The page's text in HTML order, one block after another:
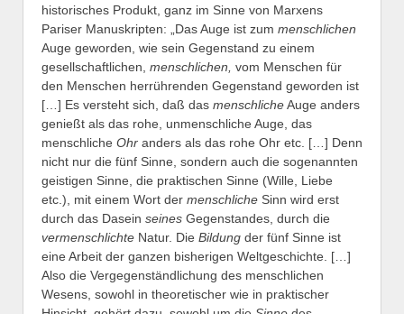
historisches Produkt, ganz im Sinne von Marxens
Pariser Manuskripten: „Das Auge ist zum menschlichen
Auge geworden, wie sein Gegenstand zu einem
gesellschaftlichen, menschlichen, vom Menschen für
den Menschen herrührenden Gegenstand geworden ist
[…] Es versteht sich, daß das menschlicheAuge anders
genießt als das rohe, unmenschliche Auge, das
menschliche Ohr anders als das rohe Ohr etc. […] Denn
nicht nur die fünf Sinne, sondern auch die sogenannten
geistigen Sinne, die praktischen Sinne (Wille, Liebe
etc.), mit einem Wort der menschliche Sinn wird erst
durch das Dasein seines Gegenstandes, durch die
vermenschlichte Natur. Die Bildung der fünf Sinne ist
eine Arbeit der ganzen bisherigen Weltgeschichte. […]
Also die Vergegenständlichung des menschlichen
Wesens, sowohl in theoretischer wie in praktischer